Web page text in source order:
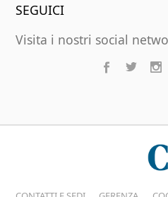
SEGUICI
Visita i nostri social